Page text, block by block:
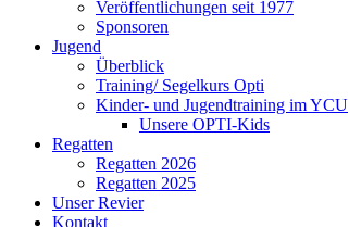
Veröffentlichungen seit 1977
Sponsoren
Jugend
Überblick
Training/ Segelkurs Opti
Kinder- und Jugendtraining im YCU
Unsere OPTI-Kids
Regatten
Regatten 2026
Regatten 2025
Unser Revier
Kontakt